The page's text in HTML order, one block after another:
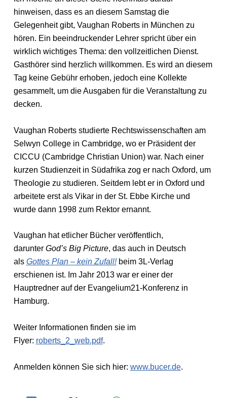
hinweisen, dass es an diesem Samstag die
Gelegenheit gibt, Vaughan Roberts in München zu
hören. Ein beeindruckender Lehrer spricht über ein
wirklich wichtiges Thema: den vollzeitlichen Dienst.
Gasthörer sind herzlich willkommen. Es wird an diesem
Tag keine Gebühr erhoben, jedoch eine Kollekte
gesammelt, um die Ausgaben für die Veranstaltung zu
decken.
Vaughan Roberts studierte Rechtswissenschaften am
Selwyn College in Cambridge, wo er Präsident der
CICCU (Cambridge Christian Union) war. Nach einer
kurzen Studienzeit in Südafrika zog er nach Oxford, um
Theologie zu studieren. Seitdem lebt er in Oxford und
arbeitete erst als Vikar in der St. Ebbe Kirche und
wurde dann 1998 zum Rektor ernannt.
Vaughan hat etlicher Bücher veröffentlich,
darunter God’s Big Picture, das auch in Deutsch
als Gottes Plan – kein Zufall!beim 3L-Verlag
erschienen ist. Im Jahr 2013 war er einer der
Hauptredner auf der Evangelium21-Konferenz in
Hamburg.
Weiter Informationen finden sie im
Flyer: roberts_2_web.pdf.
Anmelden können Sie sich hier: www.bucer.de.